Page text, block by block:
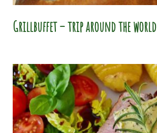
Grillbuffet – trip around the world